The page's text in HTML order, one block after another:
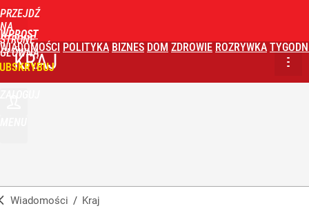
PRZEJDŹ
NA
STRONĘ
GŁÓWNĄ
WPROST
WIADOMOŚCI POLITYKA BIZNES DOM ZDROWIE ROZRYWKA
KRAJ
Wiadomości / Kraj